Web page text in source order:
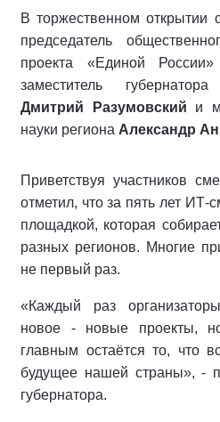
В торжественном открытии
председатель
проекта «Единой
заместитель
Дмитрий Разумовский и
науки региона Александр
Приветствуя участников
отметил, что за пять лет ИТ-
площадкой, которая
разных регионов. Многие
не первый раз.
«Каждый раз
новое - новые проекты,
главным остаётся то, что
будущее нашей страны», -
губернатора.